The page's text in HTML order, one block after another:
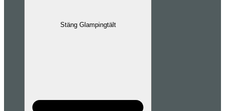
Stäng Glampingtält